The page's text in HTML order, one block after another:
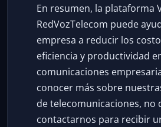
En resumen, la plataforma
RedVozTelecom puede
empresa a reducir los
eficiencia y productividad
comunicaciones
conocer más sobre
de telecomunicaciones, no
contactarnos para recibir